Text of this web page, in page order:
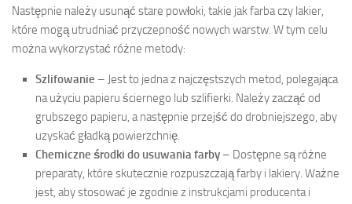
Następnie należy usunąć stare powłoki, takie jak farba czy lakier,
które mogą utrudniać przyczepność nowych warstw. W tym celu
można wykorzystać różne metody:
Szlifowanie – Jest to jedna z najczęstszych metod, polegająca
na użyciu papieru ściernego lub szlifierki. Należy zacząć od
grubszego papieru, a następnie przejść do drobniejszego, aby
uzyskać gładką powierzchnię.
Chemiczne środki do usuwania farby – Dostępne są różne
preparaty, które skutecznie rozpuszczają farby i lakiery. Ważne
jest, aby stosować je zgodnie z instrukcjami producenta i